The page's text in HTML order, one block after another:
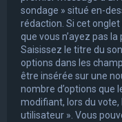
sondage » situé en-
rédaction. Si cet onglet
que vous n’ayez pas
Saisissez le titre du
options dans les
être insérée sur une
nombre d’options que
modifiant, lors du vote,
utilisateur ». Vous